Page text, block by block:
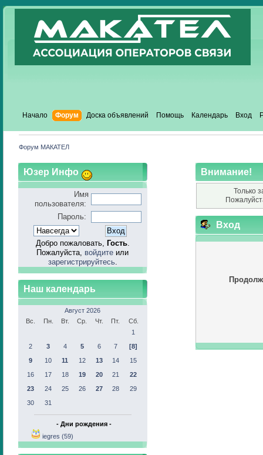
Начало Форум Доска объявлений Помощь Календарь Вход
Форум МАКАТЕЛ
Юзер Инфо
Имя
пользователя:
Пароль:
Добро пожаловать, Гость.
Пожалуйста, войдите или
зарегистрируйтесь.
Наш календарь
Август 2026
Вс.
Пн. Вт. Ср. Чт. Пт.
Сб.
1
2
3 4 5 6 7
[8]
9
10 11 12 13 14
15
16
17 18 19 20 21
22
23
24 25 26 27 28
29
30
31
- Дни рождения -
iegres (59)
Внимание!
Только
Вход